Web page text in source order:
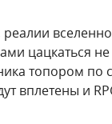
реалии
цацкаться
топором по
вплетены и